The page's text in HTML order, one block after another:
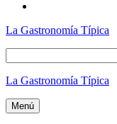
La Gastronomía Típica
La Gastronomía Típica
Menú